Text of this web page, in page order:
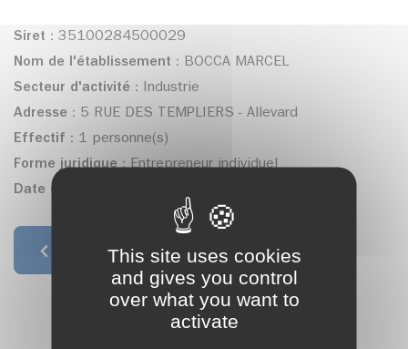
This site uses cookies
and gives you control
over what you want to
activate
Siret : 35100284500029
Nom de l'établissement : BOCCA MARCEL
Secteur d'activité : Industrie
Adresse : 5 RUE DES TEMPLIERS - Allevard
Effectif : 1 personne(s)
Forme juridique :Entrepreneur individuel
Date de création :
Retour à la liste